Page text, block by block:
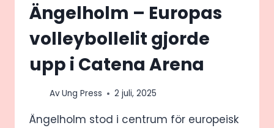
Ängelholm – Europas
volleybollelit gjorde
upp i Catena Arena
AvUng Press 2 juli, 2025
Ängelholm stod i centrum för europeisk